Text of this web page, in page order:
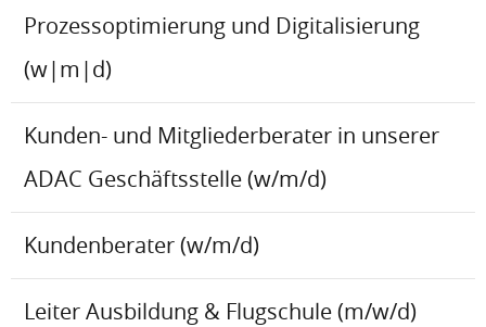
Prozessoptimierung und Digitalisierung
(w|m|d)
Kunden- und Mitgliederberater in unserer
ADAC Geschäftsstelle (w/m/d)
Kundenberater (w/m/d)
Leiter Ausbildung & Flugschule (m/w/d)